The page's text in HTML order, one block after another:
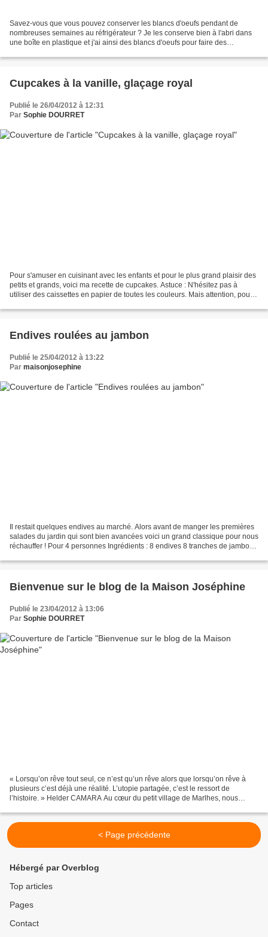
Savez-vous que vous pouvez conserver les blancs d'oeufs pendant de
nombreuses semaines au réfrigérateur ? Je les conserve bien à l'abri dans
une boîte en plastique et j'ai ainsi des blancs d'oeufs pour faire des
Cupcakes à la vanille, glaçage royal
Publié le 26/04/2012 à 12:31
Par Sophie DOURRET
Pour s'amuser en cuisinant avec les enfants et pour le plus grand plaisir des
petits et grands, voici ma recette de cupcakes. Astuce : N'hésitez pas à
utiliser des caissettes en papier de toutes les couleurs. Mais attention, pour
Endives roulées au jambon
Publié le 25/04/2012 à 13:22
Par maisonjosephine
Il restait quelques endives au marché. Alors avant de manger les premières
salades du jardin qui sont bien avancées voici un grand classique pour nous
réchauffer ! Pour 4 personnes Ingrédients : 8 endives 8 tranches de jambon
Bienvenue sur le blog de la Maison Joséphine
Publié le 23/04/2012 à 13:06
Par Sophie DOURRET
« Lorsqu’on rêve tout seul, ce n’est qu’un rêve alors que lorsqu’on rêve à
plusieurs c’est déjà une réalité. L’utopie partagée, c’est le ressort de
l’histoire. » Helder CAMARA Au cœur du petit village de Marlhes, nous
< Page précédente
Hébergé par Overblog
Top articles
Pages
Contact